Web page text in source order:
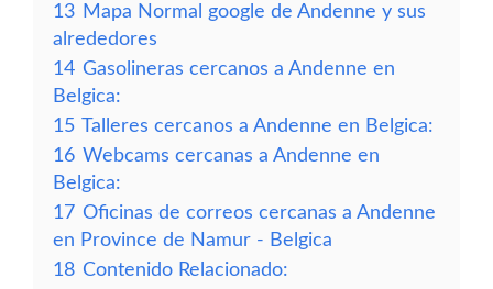
13 Mapa Normal google de Andenne y sus
alrededores
14 Gasolineras cercanos a Andenne en
Belgica:
15 Talleres cercanos a Andenne en Belgica:
16 Webcams cercanas a Andenne en
Belgica:
17 Oficinas de correos cercanas a Andenne
en Province de Namur - Belgica
18 Contenido Relacionado: